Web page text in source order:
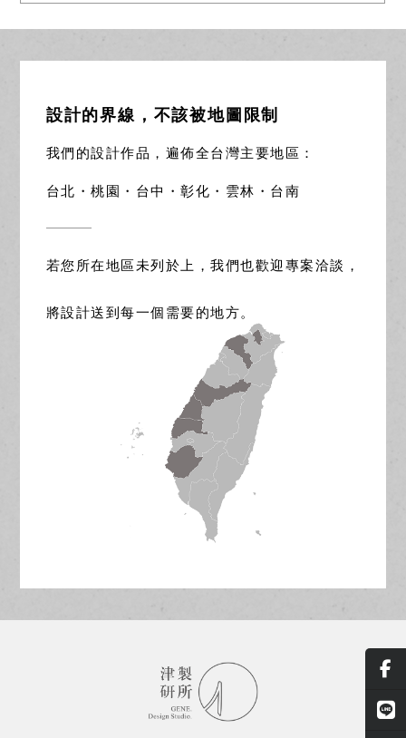
設計的界線，不該被地圖限制
我們的設計作品，遍佈全台灣主要地區：
台北・桃園・台中・彰化・雲林・台南
若您所在地區未列於上，我們也歡迎專案洽談，
將設計送到每一個需要的地方。